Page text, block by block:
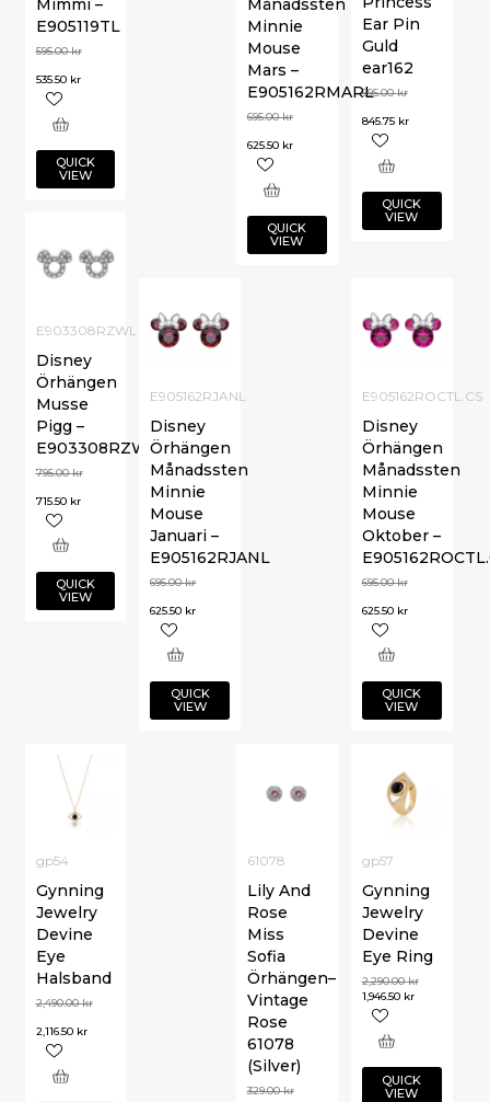
Ear Pin
Guld
ear162
995.00kr
845.75 kr
QUICK
VIEW
Mimmi –
E905119TL
595.00kr
535.50 kr
QUICK
VIEW
Månadssten
Minnie
Mouse
Mars –
E905162RMARL
695.00kr
625.50 kr
QUICK
VIEW
E903308RZWL
Disney
Örhängen
Musse
Pigg –
E903308RZWL
795.00kr
715.50 kr
QUICK
VIEW
E905162ROCTL.CS
Disney
Örhängen
Månadssten
Minnie
Mouse
Oktober –
695.00kr
625.50 kr
QUICK
VIEW
E905162RJANL
Disney
Örhängen
Månadssten
Minnie
Mouse
Januari –
E905162RJANL
695.00kr
625.50 kr
QUICK
VIEW
gp57
Gynning
Jewelry
Devine
Eye Ring
2,290.00kr
1,946.50 kr
QUICK
VIEW
gp54
Gynning
Jewelry
Devine
Eye
Halsband
2,490.00kr
2,116.50 kr
61078
Lily And
Rose
Miss
Sofia
Örhängen–
Vintage
Rose
61078
(Silver)
329.00kr